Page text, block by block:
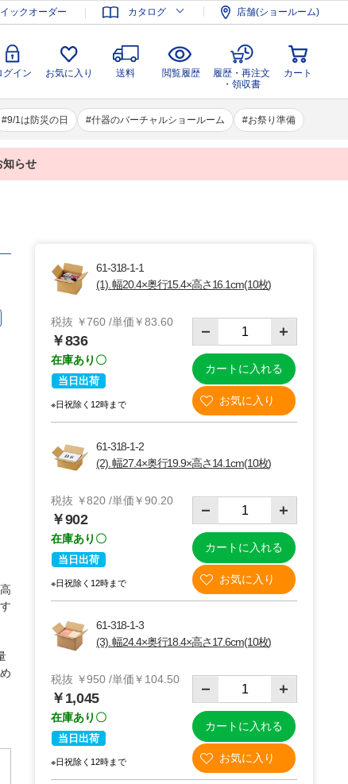
ックオーダー カタログ 店舗(ショールーム)
グイン お気に入り 送料 閲覧履歴
履歴・再注文
・領収書
カート
9/1は防災の日 什器のバーチャルショールーム お祭り準備
ログイン お気に入り 送料 閲覧履歴
履歴・再注文
・領収書
カート
らせ
(2)27.4×19.9×14.1cm【80サイズ】10枚
61-318-1-1
(1). 幅20.4×奥行15.4×高さ16.1cm(10枚)
税抜 ￥760 /単価￥83.60
￥836
在庫あり〇
当日出荷
※日祝除く12時まで
カートに入れる
61-318-1-2
(2). 幅27.4×奥行19.9×高さ14.1cm(10枚)
税抜 ￥820 /単価￥90.20
￥902
在庫あり〇
当日出荷
※日祝除く12時まで
カートに入れる
61-318-1-3
(3). 幅24.4×奥行18.4×高さ17.6cm(10枚)
税抜 ￥950 /単価￥104.50
￥1,045
在庫あり〇
当日出荷
※日祝除く12時まで
カートに入れる